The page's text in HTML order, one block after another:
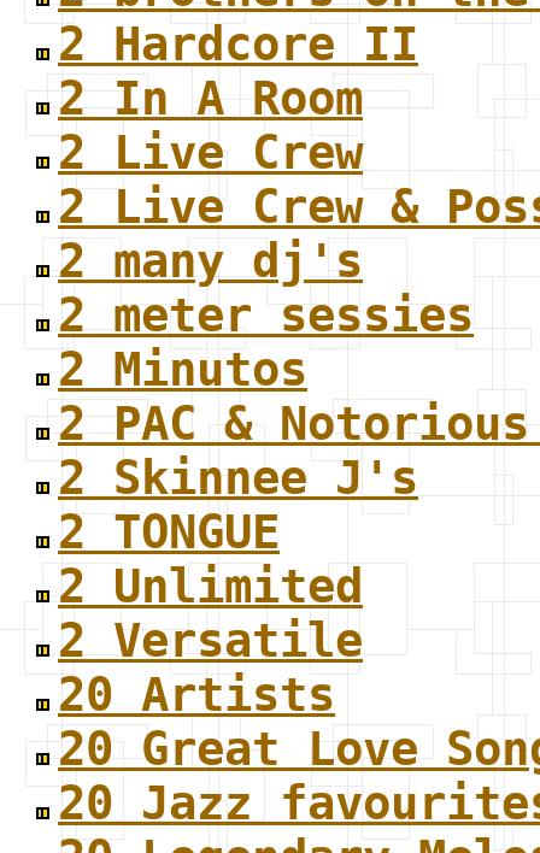
2 Hardcore II
2 In A Room
2 Live Crew
2 Live Crew &
2 many dj's
2 meter sessies
2 Minutos
2 PAC &
2 Skinnee J's
2 TONGUE
2 Unlimited
2 Versatile
20 Artists
20 Great Love
20 Jazz